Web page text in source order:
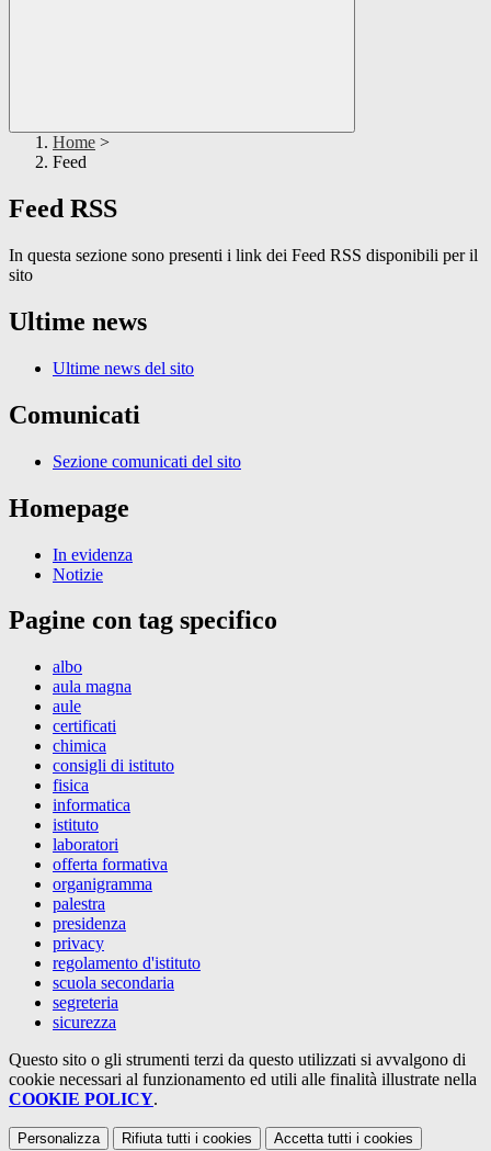
Home >
Feed
Feed RSS
In questa sezione sono presenti i link dei Feed RSS disponibili per il
sito
Ultime news
Ultime news del sito
Comunicati
Sezione comunicati del sito
Homepage
In evidenza
Notizie
Pagine con tag specifico
albo
aula magna
aule
certificati
chimica
consigli di istituto
fisica
informatica
istituto
laboratori
offerta formativa
organigramma
palestra
presidenza
privacy
regolamento d'istituto
scuola secondaria
segreteria
sicurezza
Questo sito o gli strumenti terzi da questo utilizzati si avvalgono di
cookie necessari al funzionamento ed utili alle finalità illustrate nella
COOKIE POLICY.
Personalizza Rifiuta tutti i cookies Accetta tutti i cookies